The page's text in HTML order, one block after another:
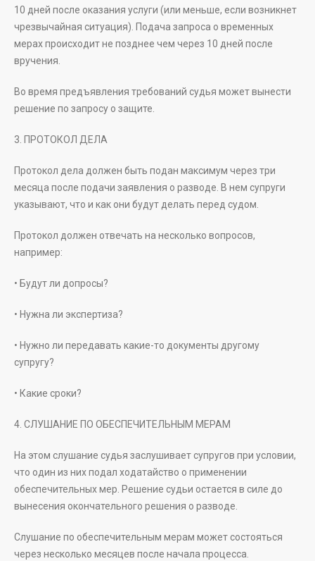
10 дней после оказания услуги (или меньше, если возникнет
чрезвычайная ситуация). Подача запроса о временных
мерах происходит не позднее чем через 10 дней после
вручения.
Во время предъявления требований судья может вынести
решение по запросу о защите.
3. ПРОТОКОЛ ДЕЛА
Протокол дела должен быть подан максимум через три
месяца после подачи заявления о разводе. В нем супруги
указывают, что и как они будут делать перед судом.
Протокол должен отвечать на несколько вопросов,
например:
• Будут ли допросы?
• Нужна ли экспертиза?
• Нужно ли передавать какие-то документы другому
супругу?
• Какие сроки?
4. СЛУШАНИЕ ПО ОБЕСПЕЧИТЕЛЬНЫМ МЕРАМ
На этом слушание судья заслушивает супругов при условии,
что один из них подал ходатайство о применении
обеспечительных мер. Решение судьи остается в силе до
вынесения окончательного решения о разводе.
Слушание по обеспечительным мерам может состояться
через несколько месяцев после начала процесса.